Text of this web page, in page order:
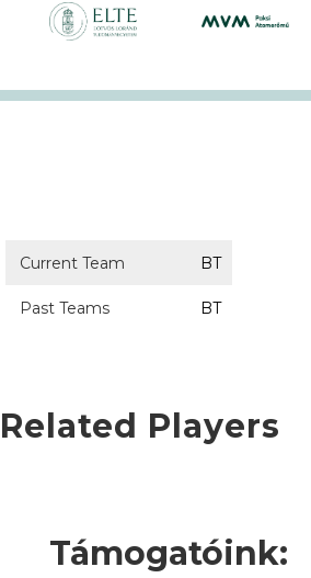
Current Team BT
Past Teams BT
Related Players
Támogatóink: